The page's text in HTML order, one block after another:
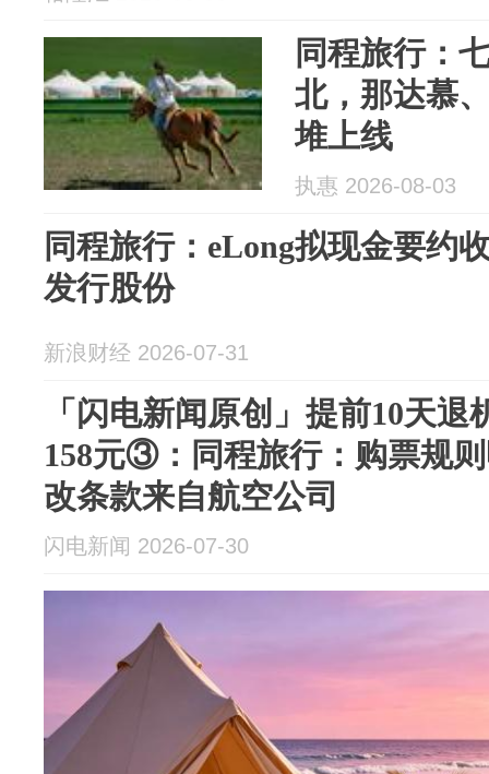
同程旅行：
北，那达慕
堆上线
执惠 2026-08-03
同程旅行：eLong拟现金要约
发行股份
新浪财经 2026-07-31
「闪电新闻原创」提前10天退
158元③：同程旅行：购票规
改条款来自航空公司
闪电新闻 2026-07-30